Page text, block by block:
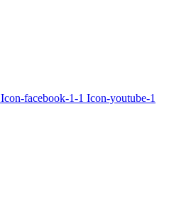
Icon-facebook-1-1 Icon-youtube-1